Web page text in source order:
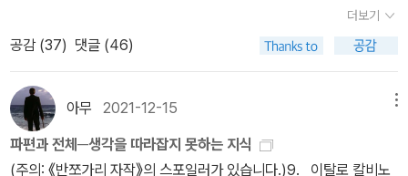
이 점을 늘 염두에 두어야 한다. 이것을 생각해야 한다. 이것이 바로
탈식민-이분법/이원론을 벗어나는 탈식민적 사유는 이 모든 것을 벗
어나므로 독특한 사유가 가능하다. 쉽게 말해서 “내 현실의 사유”를
해야 한다. “나”는 이 이분법 어디에도 속하지 않는다. 그러므로 나 자
신과 솔직하게 직면하는 일이 중요(쌤은 여기서 일기를 쓰지 못하는
자신을 말씀하셨는데 나 또한 일기를 쓰지 못한다. 불편해지는 지
롭힘은 어떻게 뇌를 망가뜨리는가》는 아마 트윗에서 보고 담아둔 것
같고, 《이름 없는 여자》도 기억 잘 안난다. 《언더커버 브로맨스》는 브
로맨스 시리즈라 읽어보려고 샀다. 이번 시리즈에서는 로맨스 최고의
클리셰! '나처럼 잘생긴 남자한테 그렇게 대하는 여자는 네가 처음이
야!' 가 나올 것 같다. 아 기대돼 ㅋㅋㅋㅋㅋㅋㅋㅋㅋ《구글은 어떻게
여성을 차별하는가》도 역시 ㅈㅈㄴ 님의 리뷰로 알게된 책인데, 그때
과 부커상 작품이 동시에 나온 셈. 둘 중 무엇이 더 내 마음을 사로잡
을지 기대된다. 둘 다 좋으면 더 좋고. 아무튼 이 작품은 아파르트헤이
마치 포크너와 버지니아 울프의 ‘의식의 흐름’을 연상케 하는 독특한
서술 방식으로 그려내고 있다고. 음...... 책을 살 때는 왜 포크너와 버
지니아 울프식 의식의 흐름 기법이 눈에 안 띄었던 것인가. 책 펼치고
고전 예상각.... 브라이언 무어, <주디스 헌의 외로운 열정>국내 초역
반 이후부터는 카뮈와 카프카 얘기를 하시는 거다. 카뮈라면 나도 <
이방인>을 재미있게 읽었던 바, 선생님은 그 작품의 인종차별 논란에
대해서도 언급하셨다. 아무리 엄마가 돌아가셨기로서니, 태양이 뜨겁
기로서니, 그렇다고 아랍인을 쏘아죽이면 되느냐, 고 정희진 선생님
은 말씀하셨다. 나는 이방인을 읽을 당시 이 작품에서 인종차별을 생
각하지는 못했던 바, 선생님의 이 말씀이 또 충격이었다. 아, 역시 사
더보기
공감 (37) 댓글 (46)
아무 2021-12-15
파편과 전체─생각을 따라잡지 못하는 지식
(주의: 《반쪼가리 자작》의 스포일러가 있습니다.)9. 이탈로 칼비노